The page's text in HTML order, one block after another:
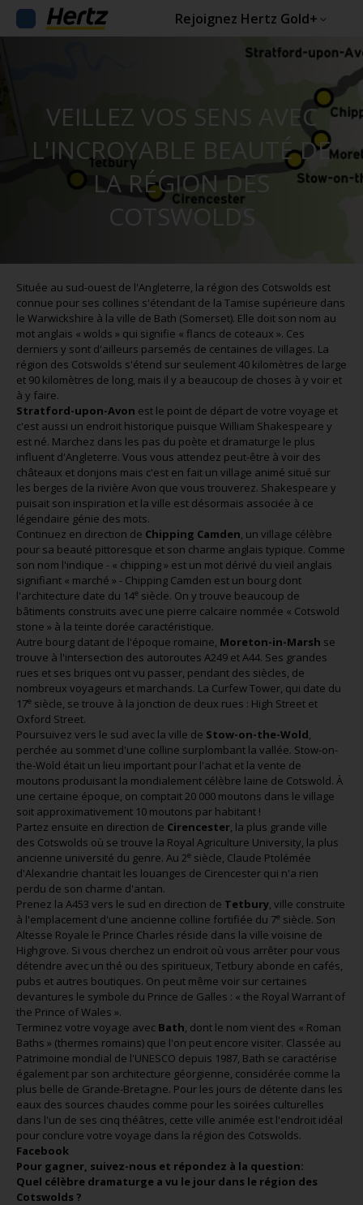
Rejoignez Hertz Gold+
VEILLEZ VOS SENS AVEC
L'INCROYABLE BEAUTÉ DE
LA RÉGION DES
COTSWOLDS
Située au sud-ouest de l'Angleterre, la région des Cotswolds est
connue pour ses collines s'étendant de la Tamise supérieure dans
le Warwickshire à la ville de Bath (Somerset). Elle doit son nom au
mot anglais « wolds » qui signifie « flancs de coteaux ». Ces
derniers y sont d'ailleurs parsemés de centaines de villages. La
région des Cotswolds s'étend sur seulement 40 kilomètres de large
et 90 kilomètres de long, mais il y a beaucoup de choses à y voir et
à y faire.
Stratford-upon-Avon est le point de départ de votre voyage et
c'est aussi un endroit historique puisque William Shakespeare y
est né. Marchez dans les pas du poète et dramaturge le plus
influent d'Angleterre. Vous vous attendez peut-être à voir des
châteaux et donjons mais c'est en fait un village animé situé sur
les berges de la rivière Avon que vous trouverez. Shakespeare y
puisait son inspiration et la ville est désormais associée à ce
légendaire génie des mots.
Continuez en direction de Chipping Camden, un village célèbre
pour sa beauté pittoresque et son charme anglais typique. Comme
son nom l'indique - « chipping » est un mot dérivé du vieil anglais
signifiant « marché » - Chipping Camden est un bourg dont
l'architecture date du 14e siècle. On y trouve beaucoup de
bâtiments construits avec une pierre calcaire nommée « Cotswold
stone » à la teinte dorée caractéristique.
Autre bourg datant de l'époque romaine, Moreton-in-Marsh se
trouve à l'intersection des autoroutes A249 et A44. Ses grandes
rues et ses briques ont vu passer, pendant des siècles, de
nombreux voyageurs et marchands. La Curfew Tower, qui date du
17e siècle, se trouve à la jonction de deux rues : High Street et
Oxford Street.
Poursuivez vers le sud avec la ville de Stow-on-the-Wold,
perchée au sommet d'une colline surplombant la vallée. Stow-on-
the-Wold était un lieu important pour l'achat et la vente de
moutons produisant la mondialement célèbre laine de Cotswold. À
une certaine époque, on comptait 20 000 moutons dans le village
soit approximativement 10 moutons par habitant !
Partez ensuite en direction de Cirencester, la plus grande ville
des Cotswolds où se trouve la Royal Agriculture University, la plus
ancienne université du genre. Au 2e siècle, Claude Ptolémée
d'Alexandrie chantait les louanges de Cirencester qui n'a rien
perdu de son charme d'antan.
Prenez la A453 vers le sud en direction de Tetbury, ville construite
à l'emplacement d'une ancienne colline fortifiée du 7e siècle. Son
Altesse Royale le Prince Charles réside dans la ville voisine de
Highgrove. Si vous cherchez un endroit où vous arrêter pour vous
détendre avec un thé ou des spiritueux, Tetbury abonde en cafés,
pubs et autres boutiques. On peut même voir sur certaines
devantures le symbole du Prince de Galles : « the Royal Warrant of
the Prince of Wales ».
Terminez votre voyage avec Bath, dont le nom vient des « Roman
Baths » (thermes romains) que l'on peut encore visiter. Classée au
Patrimoine mondial de l'UNESCO depuis 1987, Bath se caractérise
également par son architecture géorgienne, considérée comme la
plus belle de Grande-Bretagne. Pour les jours de détente dans les
eaux des sources chaudes comme pour les soirées culturelles
dans l'un de ses cinq théâtres, cette ville animée est l'endroit idéal
pour conclure votre voyage dans la région des Cotswolds.
Facebook
Pour gagner, suivez-nous et répondez à la question:
Quel célèbre dramaturge a vu le jour dans le région des
Cotswolds ?